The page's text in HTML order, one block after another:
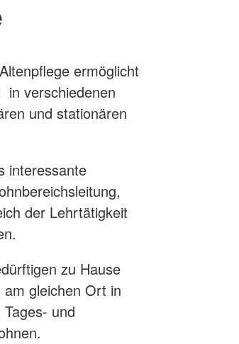
ermöglicht
in verschiedenen
und stationären
interessante
der Lehrtätigkeit
zu Hause
gleichen Ort in
und